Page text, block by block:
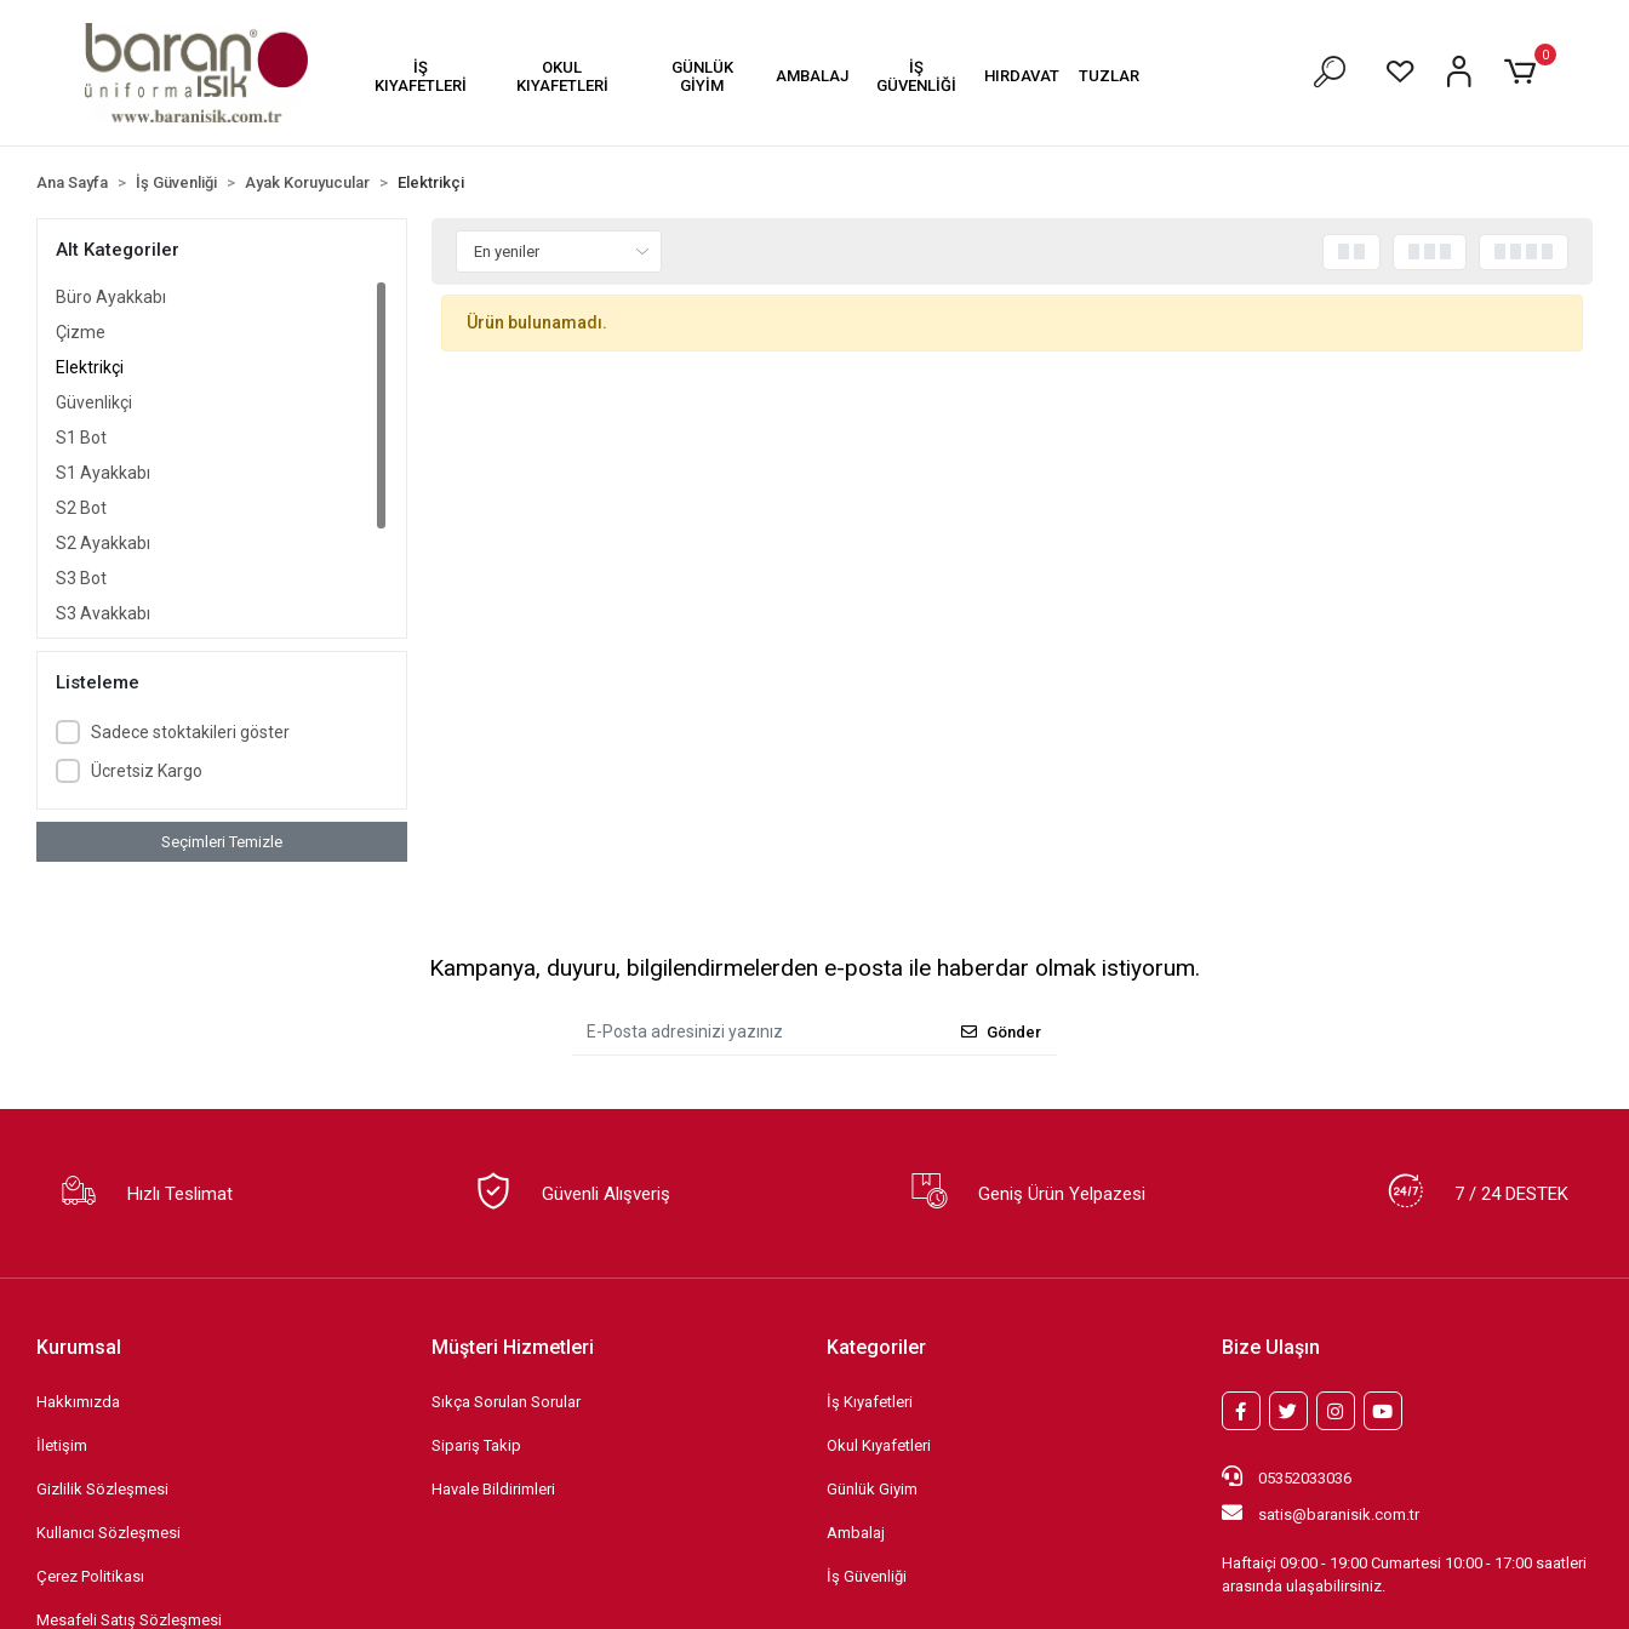
İŞ
KIYAFETLERİ
OKUL
KIYAFETLERİ
GÜNLÜK
GİYİM
AMBALAJ
İŞ
GÜVENLİĞİ
HIRDAVAT TUZLAR
0
Ana Sayfa İş Güvenliği Ayak Koruyucular Elektrikçi
Alt Kategoriler
Büro Ayakkabı
Çizme
Elektrikçi
Güvenlikçi
S1 Bot
S1 Ayakkabı
S2 Bot
S2 Ayakkabı
S3 Bot
S3 Ayakkabı
Spor Ayakkabı
Yüksek Isı Tabanlı
Listeleme
Sadece stoktakileri göster
Ücretsiz Kargo
Seçimleri Temizle
Ürün bulunamadı.
Kampanya, duyuru, bilgilendirmelerden e-posta ile haberdar olmak istiyorum.
Gönder
Hızlı Teslimat Güvenli Alışveriş Geniş Ürün Yelpazesi 7 / 24 DESTEK
Kurumsal
Hakkımızda
İletişim
Gizlilik Sözleşmesi
Kullanıcı Sözleşmesi
Çerez Politikası
Mesafeli Satış Sözleşmesi
Müşteri Hizmetleri
Sıkça Sorulan Sorular
Sipariş Takip
Havale Bildirimleri
Kategoriler
İş Kıyafetleri
Okul Kıyafetleri
Günlük Giyim
Ambalaj
İş Güvenliği
Bize Ulaşın
05352033036
satis@baranisik.com.tr
Haftaiçi 09:00 - 19:00 Cumartesi 10:00 - 17:00 saatleri
arasında ulaşabilirsiniz.